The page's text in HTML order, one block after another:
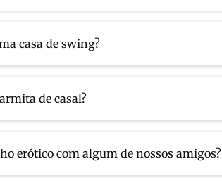
casa de swing?
de casal?
erótico com algum de nossos amigos?